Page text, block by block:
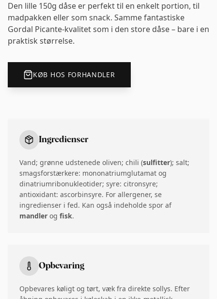
Den lille 150g dåse er perfekt til en enkelt portion, til
madpakken eller som snack. Samme fantastiske
Gordal Picante-kvalitet som i den store dåse – bare i en
praktisk størrelse.
KØB HOS FORHANDLER
Ingredienser
Vand; grønne udstenede oliven; chili (sulfitter); salt;
smagsforstærkere: mononatriumglutamat og
dinatriumribonukleotider; syre: citronsyre;
antioxidant: ascorbinsyre. For allergener, se
ingredienser i fed. Kan også indeholde spor af
mandler og fisk.
Opbevaring
Opbevares køligt og tørt, væk fra direkte sollys. Efter